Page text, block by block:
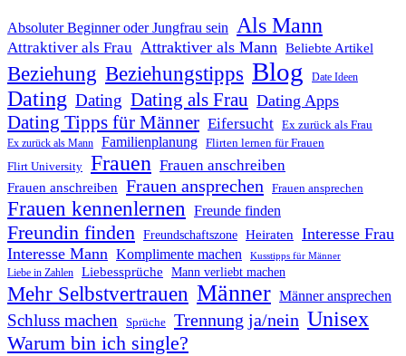
Absoluter Beginner oder Jungfrau sein Als Mann
Attraktiver als Frau Attraktiver als Mann Beliebte Artikel
Beziehung Beziehungstipps Blog Date Ideen
Dating Dating Dating als Frau Dating Apps
Dating Tipps für Männer Eifersucht Ex zurück als Frau
Ex zurück als Mann Familienplanung Flirten lernen für Frauen
Flirt University Frauen Frauen anschreiben
Frauen anschreiben Frauen ansprechen Frauen ansprechen
Frauen kennenlernen Freunde finden
Freundin finden Freundschaftszone Heiraten
Interesse Frau
Interesse Mann Komplimente machen Kusstipps für Männer
Liebe in Zahlen Liebessprüche Mann verliebt machen
Mehr Selbstvertrauen Männer Männer ansprechen
Schluss machen Sprüche Trennung ja/nein Unisex
Warum bin ich single?